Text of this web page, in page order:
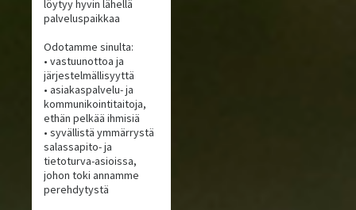
löytyy hyvin lähellä
palveluspaikkaa
Odotamme sinulta:
• vastuunottoa ja
järjestelmällisyyttä
• asiakaspalvelu- ja
kommunikointitaitoja,
ethän pelkää ihmisiä
• syvällistä ymmärrystä
salassapito- ja
tietoturva-asioissa,
johon toki annamme
perehdytystä